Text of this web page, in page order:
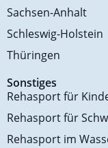
Sachsen-Anhalt
Schleswig-Holstein
Thüringen
Sonstiges
Rehasport für
Rehasport für
Rehasport im